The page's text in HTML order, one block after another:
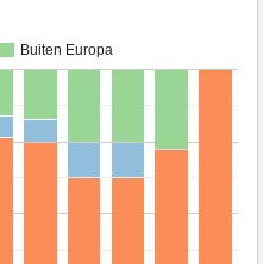
Buiten Europa